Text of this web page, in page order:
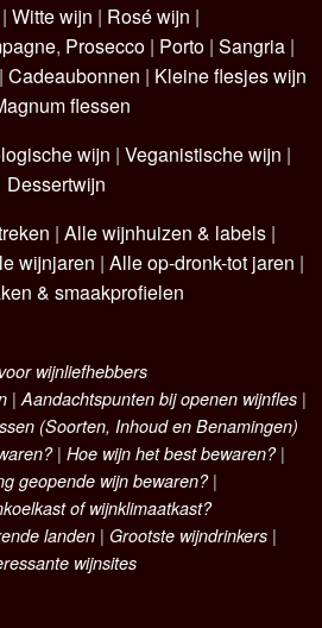
| Witte wijn | Rosé wijn |
, Prosecco | Porto | Sangria |
| Cadeaubonnen | Kleine flesjes wijn
flessen
wijn | Veganistische wijn |
Dessertwijn
| Alle wijnhuizen & labels |
wijnjaren | Alle op-dronk-tot jaren |
& smaakprofielen
wijnliefhebbers
|Aandachtspunten bij openen wijnfles |
(Soorten, Inhoud en Benamingen)
| Hoe wijn het best bewaren?|
geopende wijn bewaren?|
of wijnklimaatkast?
landen | Grootste wijndrinkers |
wijnsites